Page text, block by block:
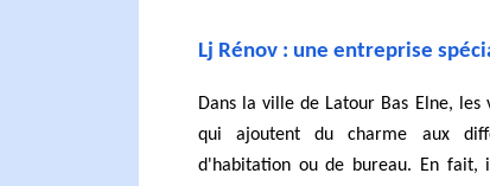
Lj Rénov : une entreprise
Dans la ville de Latour Bas Elne,
qui ajoutent du charme aux
d'habitation ou de bureau. En fait,